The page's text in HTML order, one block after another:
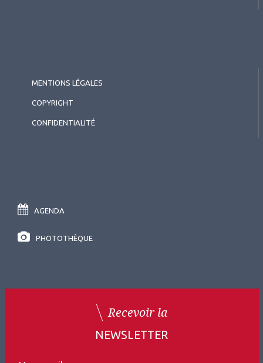
MENTIONS LÉGALES
COPYRIGHT
CONFIDENTIALITÉ
AGENDA
PHOTOTHÈQUE
Recevoir la
NEWSLETTER